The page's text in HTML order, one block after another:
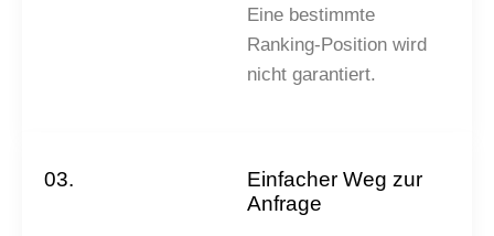
Eine bestimmte
Ranking-Position wird
nicht garantiert.
03.
Einfacher Weg zur
Anfrage